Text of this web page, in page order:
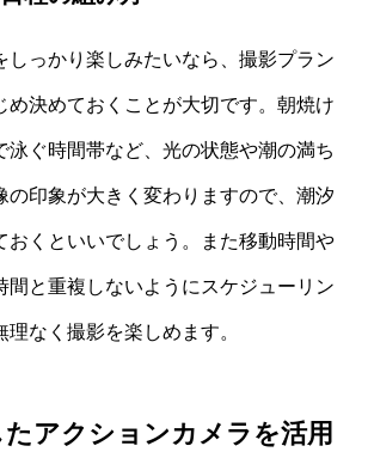
しっかり楽しみたいなら、撮影プラン
め決めておくことが大切です。朝焼け
泳ぐ時間帯など、光の状態や潮の満ち
の印象が大きく変わりますので、潮汐
おくといいでしょう。また移動時間や
間と重複しないようにスケジューリン
なく撮影を楽しめます。
アクションカメラを活用